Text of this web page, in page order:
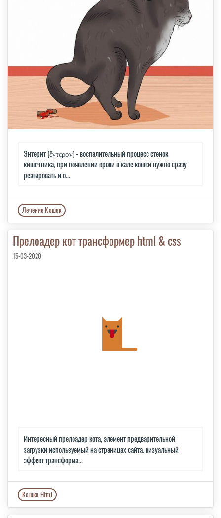
Энтерит (ἔντερον) - воспалительный процесс стенок
кишечника, при появлении крови в кале кошки нужно сразу
реагировать и о...
Лечение Кошек
Прелоадер кот трансформер html & css
15-03-2020
Интересный прелоадер кота, элемент предварительной
загрузки используемый на страницах сайта, визуальный
эффект трансформа...
Кошки Html